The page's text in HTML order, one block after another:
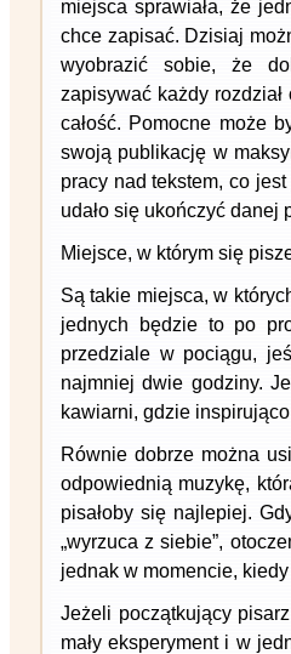
miejsca sprawiała, że
chce zapisać. Dzisiaj
wyobrazić sobie, że
zapisywać każdy
całość. Pomocne może
swoją publikację w
pracy nad tekstem, co
udało się ukończyć danej
Miejsce, w którym się
Są takie miejsca, w
jednych będzie to po
przedziale w pociągu,
najmniej dwie godziny.
kawiarni, gdzie
Równie dobrze można
odpowiednią muzykę,
pisałoby się najlepiej.
„wyrzuca z siebie”,
jednak w momencie,
Jeżeli początkujący
mały eksperyment i w